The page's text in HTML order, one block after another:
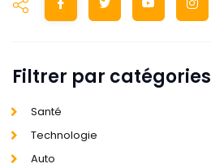
Filtrer par catégories
Santé
Technologie
Auto